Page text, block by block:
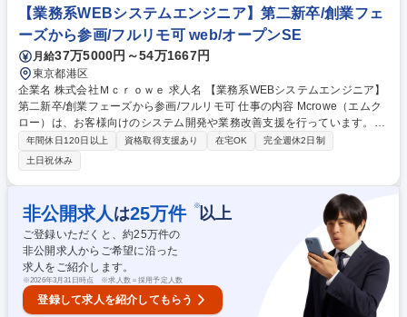
は自社内開発。開発に打ち込める環境が整っています。フレックスタイム
制有。残業20h/月以下でメリハリをつけて、プライベートも大切にできる
環境です。 募集職種 ★未経験歓迎【ソフトウェアエンジニア】自社内開
発メイン/残業少/在宅勤務あり
【業務系WEBシステムエンジニア】第二新卒/創業フェ
ーズから参画/フルリモ可 web/オープンSE
月給37万5000円～54万1667円
東京都港区
企業名 株式会社Ｍｃｒｏｗｅ 求人名 【業務系WEBシステムエンジニア】
第二新卒/創業フェーズから参画/フルリモ可 仕事の内容 Mcrowe（エムク
ロー）は、お客様向けのシステム開発や業務改善支援を行っています。プ
ログラミング開発経験のある方で、今後は開発や設計工程へステップアッ
プしたい方を歓迎しています。 経験に応じて開発業務からスタートし、将
来的には設計工程等の上流へのチャレンジが可能です。 【主な業務内容】
■システム開発■改修対応■設計補助■テスト・品質管理 ■保守運用■ドキュ
メント作成 等 募集職種 【業務系WEBシステムエンジニア】第二新卒/創業
フェーズから参画/フルリモ可
年間休日120日以上 資格取得支援あり 在宅OK
完全週休2日制
土日祝休み
非公開求人 は25万件 ※以上
ご登録いただくと、約25万件の
非公開求人からご希望に沿った
求人をご紹介します。
※2026年3月31日時点 ※求人数＝採用予定人数
登録して求人を紹介してもらう